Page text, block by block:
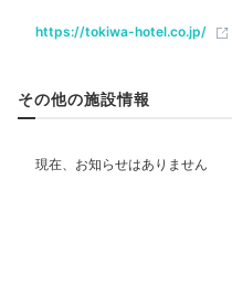
ベビー＆子供関連
部屋情報
https://tokiwa-hotel.co.jp/
その他の施設情報